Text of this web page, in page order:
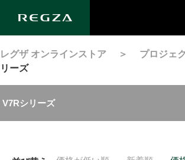
レグザ オンラインストア ＞ プロジェ
リーズ
V7Rシリーズ